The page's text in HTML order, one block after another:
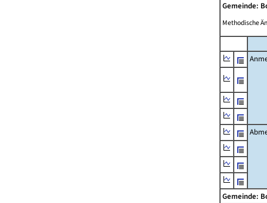
Gemeinde:
Methodische
Gemeinde: